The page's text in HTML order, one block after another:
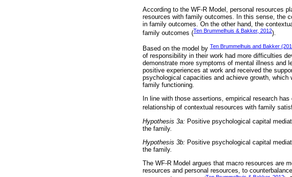
According to the WF-R Model, personal resources
resources with family outcomes. In this sense, the
in family outcomes. On the other hand, the
family outcomes (Ten Brummelhuis & Bakker, 2012).
Based on the model by Ten Brummelhuis and Bakker
of responsibility in their work had more difficulties
demonstrate more symptoms of mental illness and
positive experiences at work and received the
psychological capacities and achieve growth,
family functioning.
In line with those assertions, empirical research
relationship of contextual resources with family
Hypothesis 3a: Positive psychological capital
the family.
Hypothesis 3b: Positive psychological capital
the family.
The WF-R Model argues that macro resources are
resources and personal resources, to